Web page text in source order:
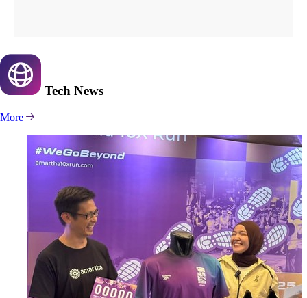
Tech News
More